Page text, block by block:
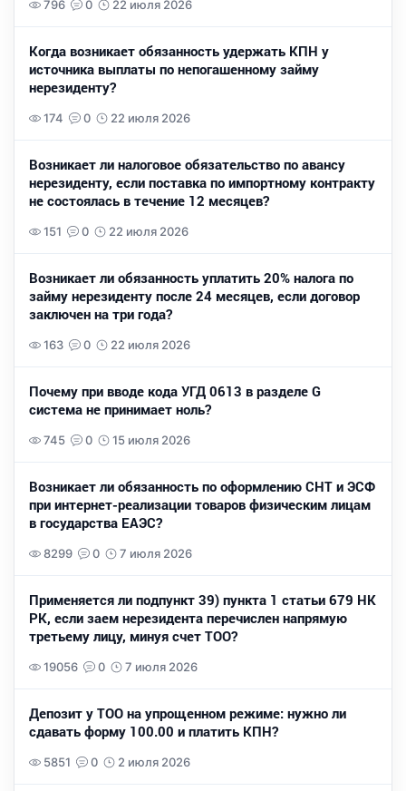
796 0 22 июля 2026
Когда возникает обязанность удержать КПН у
источника выплаты по непогашенному займу
нерезиденту?
174 0 22 июля 2026
Возникает ли налоговое обязательство по авансу
нерезиденту, если поставка по импортному контракту
не состоялась в течение 12 месяцев?
151 0 22 июля 2026
Возникает ли обязанность уплатить 20% налога по
займу нерезиденту после 24 месяцев, если договор
заключен на три года?
163 0 22 июля 2026
Почему при вводе кода УГД 0613 в разделе G
система не принимает ноль?
745 0 15 июля 2026
Возникает ли обязанность по оформлению СНТ и ЭСФ
при интернет-реализации товаров физическим лицам
в государства ЕАЭС?
8299 0 7 июля 2026
Применяется ли подпункт 39) пункта 1 статьи 679 НК
РК, если заем нерезидента перечислен напрямую
третьему лицу, минуя счет ТОО?
19056 0 7 июля 2026
Депозит у ТОО на упрощенном режиме: нужно ли
сдавать форму 100.00 и платить КПН?
5851 0 2 июля 2026